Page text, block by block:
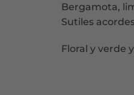
Bergamota,
Sutiles
Floral y verde